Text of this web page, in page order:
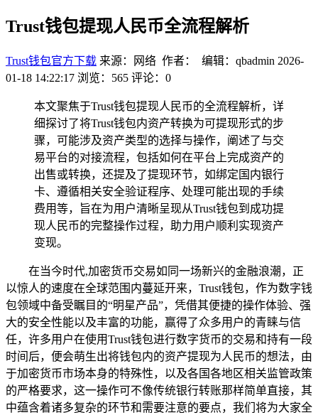
Trust钱包提现人民币全流程解析
Trust钱包官方下载 来源：网络 作者： 编辑：qbadmin 2026-
01-18 14:22:17 浏览：565 评论：0
本文聚焦于Trust钱包提现人民币的全流程解析，详
细探讨了将Trust钱包内资产转换为可提现形式的步
骤，可能涉及资产类型的选择与操作，阐述了与交
易平台的对接流程，包括如何在平台上完成资产的
出售或转换，还提及了提现环节，如绑定国内银行
卡、遵循相关安全验证程序、处理可能出现的手续
费用等，旨在为用户清晰呈现从Trust钱包到成功提
现人民币的完整操作过程，助力用户顺利实现资产
变现。
在当今时代,加密货币交易如同一场新兴的金融浪潮，正
以惊人的速度在全球范围内蔓延开来，Trust钱包，作为数字钱
包领域中备受瞩目的“明星产品”，凭借其便捷的操作体验、强
大的安全性能以及丰富的功能，赢得了众多用户的青睐与信
任，许多用户在使用Trust钱包进行数字货币的交易和持有一段
时间后，便会萌生出将钱包内的资产提现为人民币的想法，由
于加密货币市场本身的特殊性，以及各国各地区相关监管政策
的严格要求，这一操作可不像传统银行转账那样简单直接，其
中蕴含着诸多复杂的环节和需要注意的要点，我们将为大家全